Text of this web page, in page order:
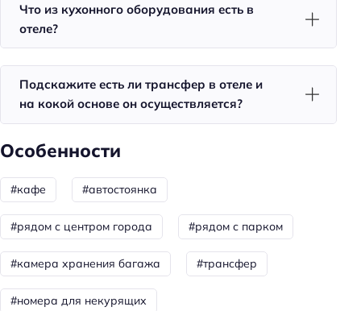
Общая информация
Круглосуточная регистрация
Количество звёзд: 2
Номеров: 10
Цена номера (ночь): 2000–5000 ₽/ночь
Доступность
Удобства для людей с ограниченными
возможностями здоровья
Парковка для людей с инвалидностью
Что из кухонного оборудования есть в
отеле?
Подскажите есть ли трансфер в отеле и
на кокой основе он осуществляется?
Особенности
#кафе #автостоянка
#рядом с центром города #рядом с парком
#камера хранения багажа #трансфер
#номера для некурящих